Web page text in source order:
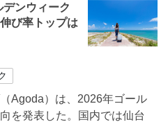
ンウィーク
び率トップは
Agoda）は、2026年ゴール
を発表した。国内では仙台